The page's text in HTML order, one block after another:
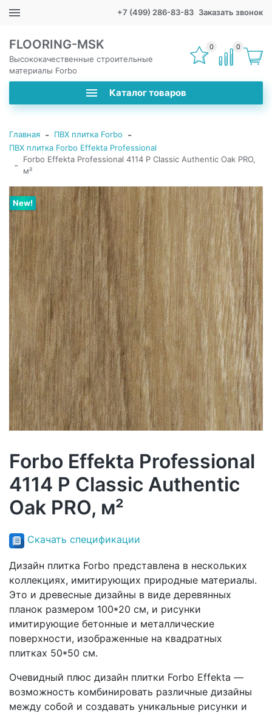
+7 (499) 286-83-83 Заказать звонок
FLOORING-MSK
Высококачественные строительные
материалы Forbo
Каталог товаров
0 0
Главная - ПВХ плитка Forbo -
ПВХ плитка Forbo Effekta Professional
-
Forbo Effekta Professional 4114 P Classic Authentic Oak PRO,
м²
New!
Forbo Effekta Professional
4114 P Classic Authentic
Oak PRO, м²
Скачать спецификации
Дизайн плитка Forbo представлена в нескольких
коллекциях, имитирующих природные материалы.
Это и древесные дизайны в виде деревянных
планок размером 100*20 см, и рисунки
имитирующие бетонные и металлические
поверхности, изображенные на квадратных
плитках 50*50 см.
Очевидный плюс дизайн плитки Forbo Effekta —
возможность комбинировать различные дизайны
между собой и создавать уникальные рисунки и